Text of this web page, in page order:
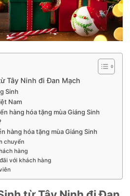
Tây Ninh đi Đan Mạch
Sinh
Nam
hàng hóa tặng mùa Giáng Sinh
hàng hóa tặng mùa Giáng Sinh
chuyển
hàng
với khách hàng